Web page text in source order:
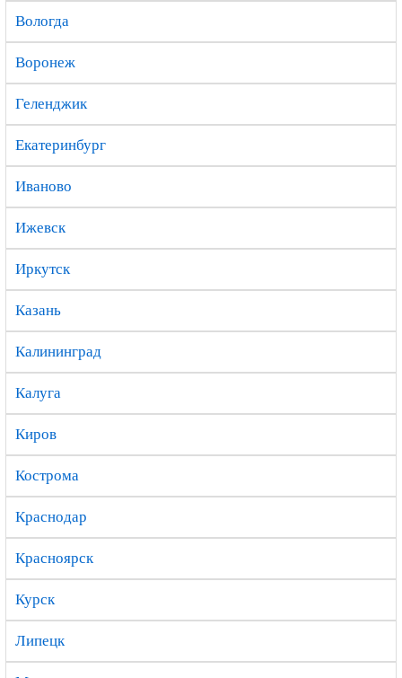
Вологда
Воронеж
Геленджик
Екатеринбург
Иваново
Ижевск
Иркутск
Казань
Калининград
Калуга
Киров
Кострома
Краснодар
Красноярск
Курск
Липецк